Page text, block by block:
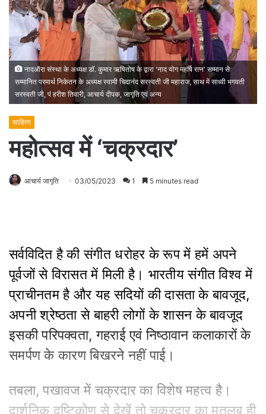
नादऑरा संस्था के अध्यक्ष डॉ. कुमार ऋषितोष के द्वारा 'नाद योग महर्षि रत्न' सम्मान से
सम्मानित परमार्थ निकेतन के अध्यक्ष स्वामी चिदानंद सरस्वती जी महाराज, साथ में साध्वी भगवती
सरस्वती जी, पं हरीश तिवारी, आचार्य दीपक, जागृति एवं अन्य
साहित्य
महोत्सव में ‘चक्रदार’
आचार्य जागृति 03/05/2023 1 5 minutes read
सर्वविदित है की संगीत धरोहर के रूप में हमें अपने
पूर्वजों से विरासत में मिली है। भारतीय संगीत विश्व में
प्राचीनतम है और यह सदियों की दासता के बावजूद,
अपनी श्रेष्ठता से बाहरी लोगों के शासन के बावजूद
इसकी परिपक्वता, गहराई एवं निष्ठावान कलाकारों के
समर्पण के कारण बिखरने नहीं पाई।
तबला, पखावज में चक्रदार का विशेष महत्व है।
दार्शनिक दृष्टिकोण से देखें तो चक्रदार का मतलब ही